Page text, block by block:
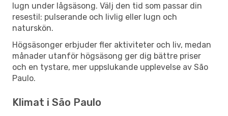
lugn under lågsäsong. Välj den tid som passar din
resestil: pulserande och livlig eller lugn och
naturskön.
Högsäsonger erbjuder fler aktiviteter och liv, medan
månader utanför högsäsong ger dig bättre priser
och en tystare, mer uppslukande upplevelse av São
Paulo.
Klimat i São Paulo